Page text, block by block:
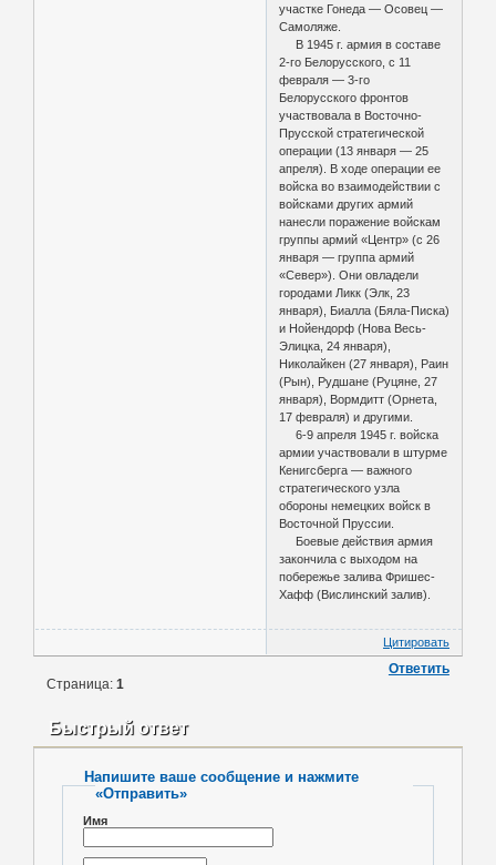
участке Гонеда — Осовец —
Самоляже.
В 1945 г. армия в составе
2-го Белорусского, с 11
февраля — 3-го
Белорусского фронтов
участвовала в Восточно-
Прусской стратегической
операции (13 января — 25
апреля). В ходе операции ее
войска во взаимодействии с
войсками других армий
нанесли поражение войскам
группы армий «Центр» (с 26
января — группа армий
«Север»). Они овладели
городами Ликк (Элк, 23
января), Биалла (Бяла-Писка)
и Нойендорф (Нова Весь-
Элицка, 24 января),
Николайкен (27 января), Раин
(Рын), Рудшане (Руцяне, 27
января), Вормдитт (Орнета,
17 февраля) и другими.
6-9 апреля 1945 г. войска
армии участвовали в штурме
Кенигсберга — важного
стратегического узла
обороны немецких войск в
Восточной Пруссии.
Боевые действия армия
закончила с выходом на
побережье залива Фришес-
Хафф (Вислинский залив).
Цитировать
Ответить
Страница:1
Быстрый ответ
Напишите ваше сообщение и нажмите
«Отправить»
Имя